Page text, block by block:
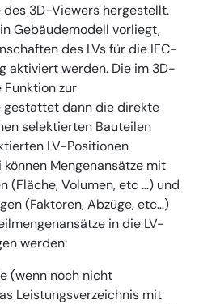
3D-Viewers hergestellt.
Gebäudemodell vorliegt,
des LVs für die IFC-
aktiviert werden. Die im 3D-
zur
gestattet dann die direkte
selektierten Bauteilen
LV-Positionen
Mengenansätze mit
(Fläche, Volumen, etc …) und
(Faktoren, Abzüge, etc…)
in die LV-
werden:
(wenn noch nicht
Leistungsverzeichnis mit